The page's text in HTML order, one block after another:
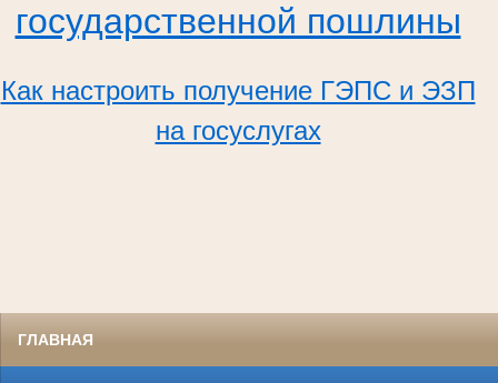
государственной пошлины
Как настроить получение ГЭПС и ЭЗП
на госуслугах
ГЛАВНАЯ